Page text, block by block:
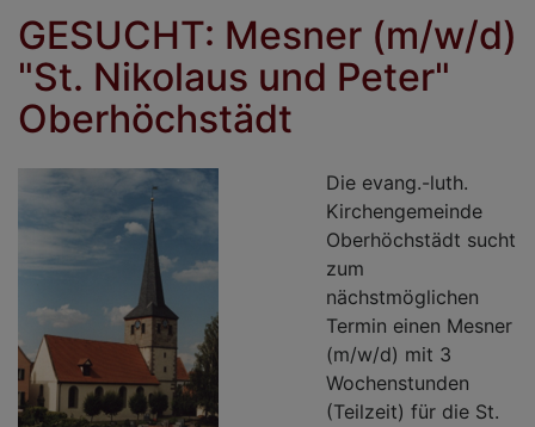
GESUCHT: Mesner (m/w/d)
"St. Nikolaus und Peter"
Oberhöchstädt
Die evang.-luth.
Kirchengemeinde
Oberhöchstädt sucht
zum
nächstmöglichen
Termin einen Mesner
(m/w/d) mit 3
Wochenstunden
(Teilzeit) für die St.